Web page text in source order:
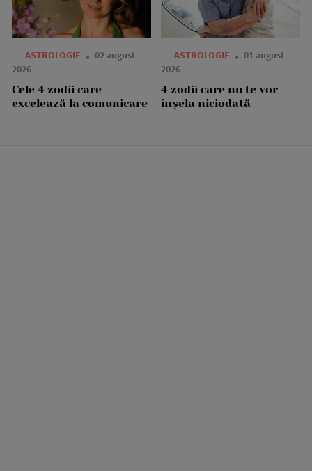
— ASTROLOGIE
02 august
2026
Cele 4 zodii care
excelează la comunicare
— ASTROLOGIE
01 august
2026
4 zodii care nu te vor
înșela niciodată